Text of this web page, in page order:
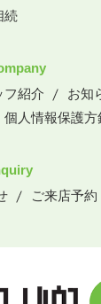
続
フ紹介 お知
個人情報保護方
ご来店予約